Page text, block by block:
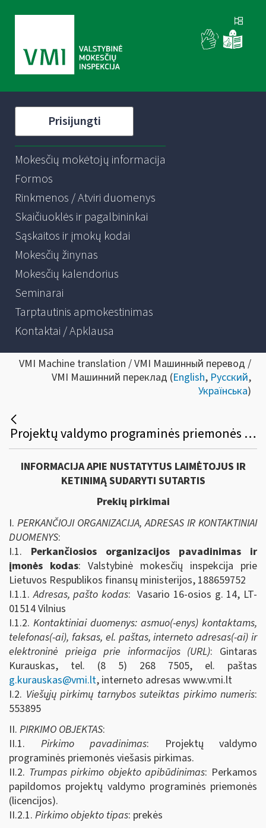
Prisijungti
Mokesčių mokėtojų informacija
Formos
Rinkmenos / Atviri duomenys
Skaičiuoklės ir pagalbininkai
Sąskaitos ir įmokų kodai
Mokesčių žinynas
Mokesčių kalendorius
Seminarai
Tarptautinis apmokestinimas
Kontaktai / Apklausa
VMI Machine translation / VMI Машинный перевод /
VMI Машинний переклад (English, Русский,
Українська)
Projektų valdymo programinės priemonės viešasis pirkimas
INFORMACIJA APIE NUSTATYTUS LAIMĖTOJUS IR
KETINIMĄ SUDARYTI SUTARTIS
Prekių pirkimai
I. PERKANČIOJI ORGANIZACIJA, ADRESAS IR KONTAKTINIAI
DUOMENYS:
I.1. Perkančiosios organizacijos pavadinimas ir
įmonės kodas: Valstybinė mokesčių inspekcija prie
Lietuvos Respublikos finansų ministerijos, 188659752
I.1.1.Adresas, pašto kodas: Vasario 16-osios g. 14, LT-
01514 Vilnius
I.1.2. Kontaktiniai duomenys: asmuo(-enys) kontaktams,
telefonas(-ai), faksas, el. paštas, interneto adresas(-ai) ir
elektroninė prieiga prie informacijos (URL): Gintaras
Kurauskas, tel. (8 5) 268 7505, el. paštas
g.kurauskas@vmi.lt, interneto adresas www.vmi.lt
I.2. Viešųjų pirkimų tarnybos suteiktas pirkimo numeris:
553895
II. PIRKIMO OBJEKTAS:
II.1. Pirkimo pavadinimas: Projektų valdymo
programinės priemonės viešasis pirkimas.
II.2. Trumpas pirkimo objekto apibūdinimas: Perkamos
papildomos projektų valdymo programinės priemonės
(licencijos).
II.2.1. Pirkimo objekto tipas: prekės